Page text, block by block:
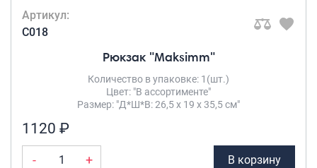
Артикул:
C018
Рюкзак "Maksimm"
Количество в упаковке: 1(шт.)
Цвет: "В ассортименте"
Размер: "Д*Ш*В: 26,5 х 19 х 35,5 см"
1120 ₽
- + В корзину